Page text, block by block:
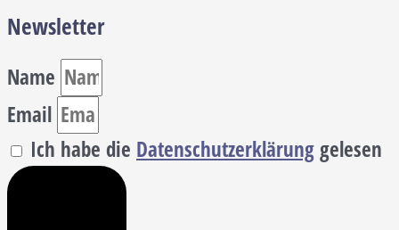
Newsletter
Name
Email
Ich habe die Datenschutzerklärunggelesen